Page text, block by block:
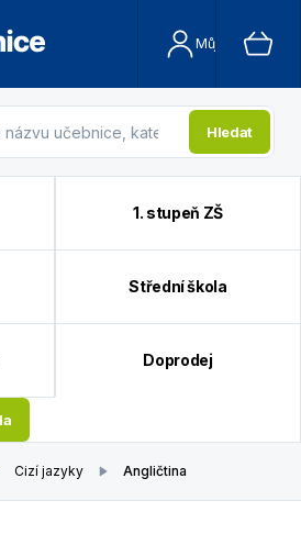
Můj účet
Hledat
1. stupeň ZŠ
Střední škola
Doprodej
Cizí jazyky Angličtina